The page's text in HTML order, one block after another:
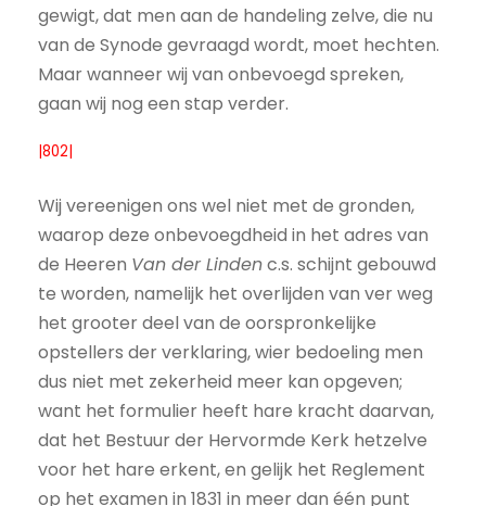
gewigt, dat men aan de handeling zelve, die nu
van de Synode gevraagd wordt, moet hechten.
Maar wanneer wij van onbevoegd spreken,
gaan wij nog een stap verder.
|802|
Wij vereenigen ons wel niet met de gronden,
waarop deze onbevoegdheid in het adres van
de Heeren Van der Lindenc.s. schijnt gebouwd
te worden, namelijk het overlijden van ver weg
het grooter deel van de oorspronkelijke
opstellers der verklaring, wier bedoeling men
dus niet met zekerheid meer kan opgeven;
want het formulier heeft hare kracht daarvan,
dat het Bestuur der Hervormde Kerk hetzelve
voor het hare erkent, en gelijk het Reglement
op het examen in 1831 in meer dan één punt